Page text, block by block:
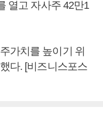
열고 자사주 42만1
가치를 높이기 위
다. [비즈니스포스